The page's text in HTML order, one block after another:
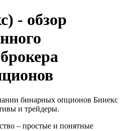
- обзор
бинарных опционов Бинекс
и трейдеры.
– простые и понятные